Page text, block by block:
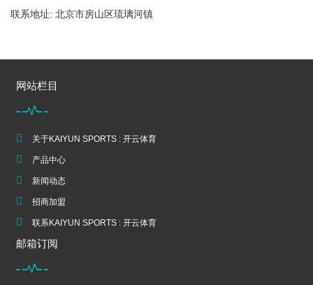
联系地址: 北京市房山区琉璃河镇
网站栏目
关于KAIYUN SPORTS : 开云体育
产品中心
新闻动态
招商加盟
联系KAIYUN SPORTS : 开云体育
邮箱订阅